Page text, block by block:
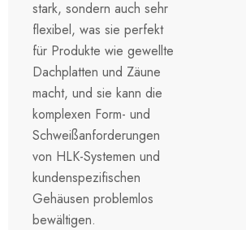
stark, sondern auch sehr
flexibel, was sie perfekt
für Produkte wie gewellte
Dachplatten und Zäune
macht, und sie kann die
komplexen Form- und
Schweißanforderungen
von HLK-Systemen und
kundenspezifischen
Gehäusen problemlos
bewältigen.